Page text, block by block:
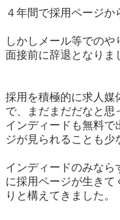
４年間で採用ページか
しかしメール等での
面接前に辞退となりま
採用を積極的に求人媒
で、まだまだだなと思
インディードも無料
ジが見られることも少
インディードのみなら
に採用ページが生きて
りと構えてきました。